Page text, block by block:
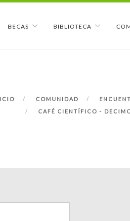
BECAS BIBLIOTECA
COMUNIDAD
CAFÉ CIENTÍFICO -